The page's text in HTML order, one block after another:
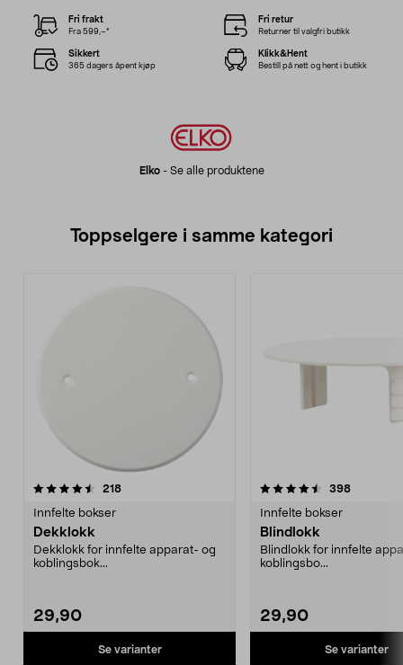
Elko- Se alle produktene
Fri frakt
Fra 599,–*
Fri retur
Returner til valgfri butikk
Sikkert
365 dagers åpent kjøp
Klikk&Hent
Bestill på nett og hent i butikk
Toppselgere i samme kategori
218anmeldelser
Innfelte bokser
Dekklokk
Dekklokk for innfelte apparat- og
koblingsbok...
29,90
Se varianter
4.5 av 5 stjerner 398
Innfelte bokser
Blindlokk
Blindlokk for innfelte
koblingsbo...
29,90
Se varianter
4.5 av 5 stjerner